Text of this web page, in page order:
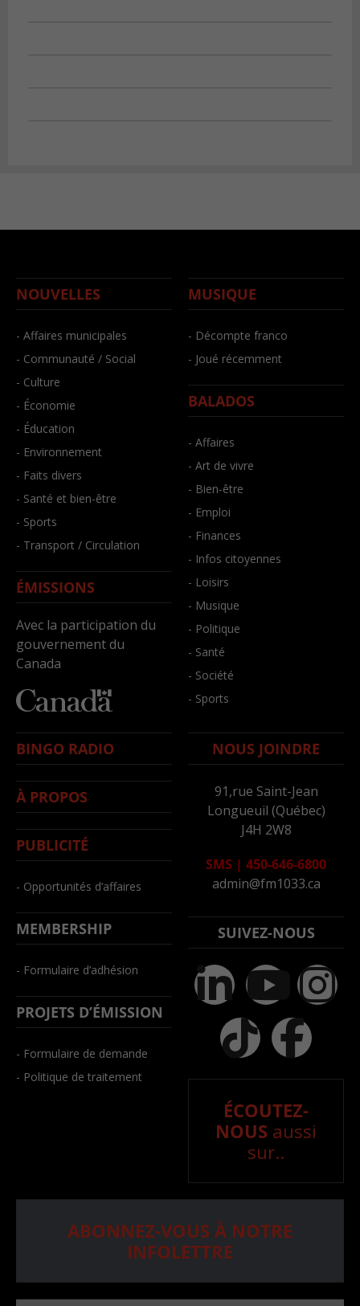
NOUVELLES
- Affaires municipales
- Communauté / Social
- Culture
- Économie
- Éducation
- Environnement
- Faits divers
- Santé et bien-être
- Sports
- Transport / Circulation
ÉMISSIONS
Avec la participation du
gouvernement du
Canada
MUSIQUE
- Décompte franco
- Joué récemment
BALADOS
- Affaires
- Art de vivre
- Bien-être
- Emploi
- Finances
- Infos citoyennes
- Loisirs
- Musique
- Politique
- Santé
- Société
- Sports
BINGO RADIO
À PROPOS
PUBLICITÉ
- Opportunités d’affaires
MEMBERSHIP
- Formulaire d’adhésion
PROJETS D’ÉMISSION
- Formulaire de demande
- Politique de traitement
NOUS JOINDRE
91,rue Saint-Jean
Longueuil (Québec)
J4H 2W8
SMS | 450-646-6800
admin@fm1033.ca
SUIVEZ-NOUS
ÉCOUTEZ-
NOUS aussi
sur..
ABONNEZ-VOUS À NOTRE
INFOLETTRE